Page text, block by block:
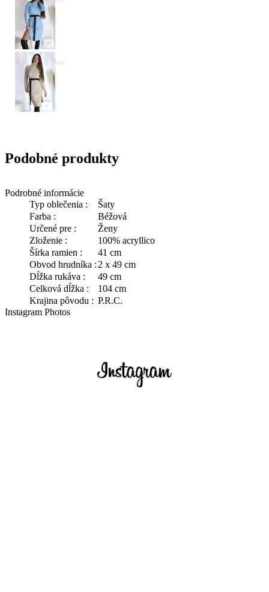
Podrobné informácie
Typ oblečenia :
Šaty
Farba :
Béžová
Určené pre :
Ženy
Zloženie :
100% acryllico
Šírka ramien :
41 cm
Obvod hrudníka :2 x 49 cm
Dĺžka rukáva :
49 cm
Celková dĺžka :
104 cm
Krajina pôvodu : P.R.C.
Instagram Photos
Podobné produkty